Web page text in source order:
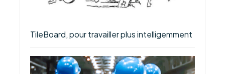
TileBoard, pour travailler plus intelligemment